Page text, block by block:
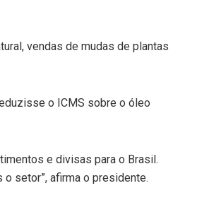
vendas de mudas de plantas
o ICMS sobre o óleo
e divisas para o Brasil.
setor”, afirma o presidente.